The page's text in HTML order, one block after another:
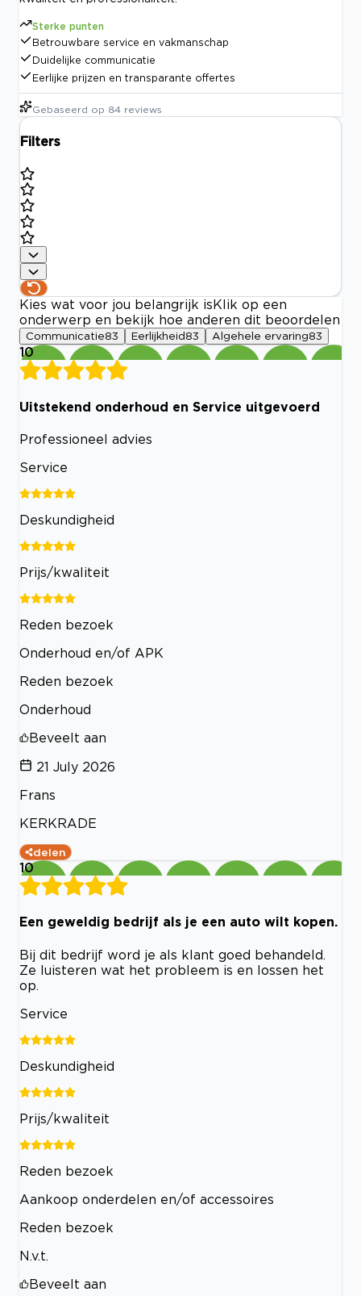
Sterke punten
Betrouwbare service en vakmanschap
Duidelijke communicatie
Eerlijke prijzen en transparante offertes
Gebaseerd op 84 reviews
Filters
Kies wat voor jou belangrijk is Klik op een
onderwerp en bekijk hoe anderen dit beoordelen
Communicatie83 Eerlijkheid 83 Algehele ervaring83
10
Uitstekend onderhoud en Service uitgevoerd
Professioneel advies
Service
Deskundigheid
Prijs/kwaliteit
Reden bezoek
Onderhoud en/of APK
Reden bezoek
Onderhoud
Beveelt aan
21 July 2026
Frans
KERKRADE
delen
10
Een geweldig bedrijf als je een auto wilt kopen.
Bij dit bedrijf word je als klant goed behandeld.
Ze luisteren wat het probleem is en lossen het
op.
Service
Deskundigheid
Prijs/kwaliteit
Reden bezoek
Aankoop onderdelen en/of accessoires
Reden bezoek
N.v.t.
Beveelt aan